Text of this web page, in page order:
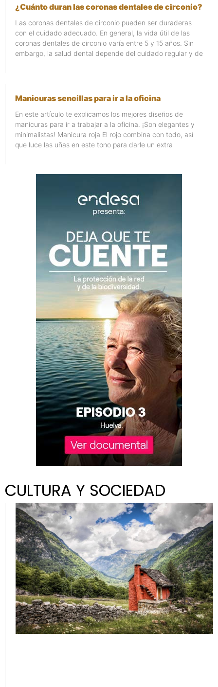
¿Cuánto duran las coronas dentales de circonio?
Las coronas dentales de circonio pueden ser duraderas
con el cuidado adecuado. En general, la vida útil de las
coronas dentales de circonio varía entre 5 y 15 años. Sin
embargo, la salud dental depende del cuidado regular y de
Manicuras sencillas para ir a la oficina
En este artículo te explicamos los mejores diseños de
manicuras para ir a trabajar a la oficina. ¡Son elegantes y
minimalistas! Manicura roja El rojo combina con todo, así
que luce las uñas en este tono para darle un extra
CULTURA Y SOCIEDAD